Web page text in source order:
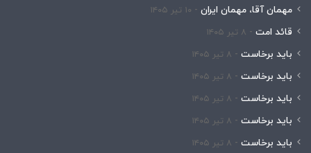
مهمان آقا، مهمان ایران ۱۰ تیر ۱۴۰۵
قائد امت ۸ تیر ۱۴۰۵
باید برخاست ۸ تیر ۱۴۰۵
باید برخاست ۸ تیر ۱۴۰۵
باید برخاست ۸ تیر ۱۴۰۵
باید برخاست ۸ تیر ۱۴۰۵
باید برخاست ۸ تیر ۱۴۰۵